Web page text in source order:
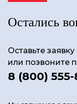
Остались
Оставьте
или позвоните
8 (800)